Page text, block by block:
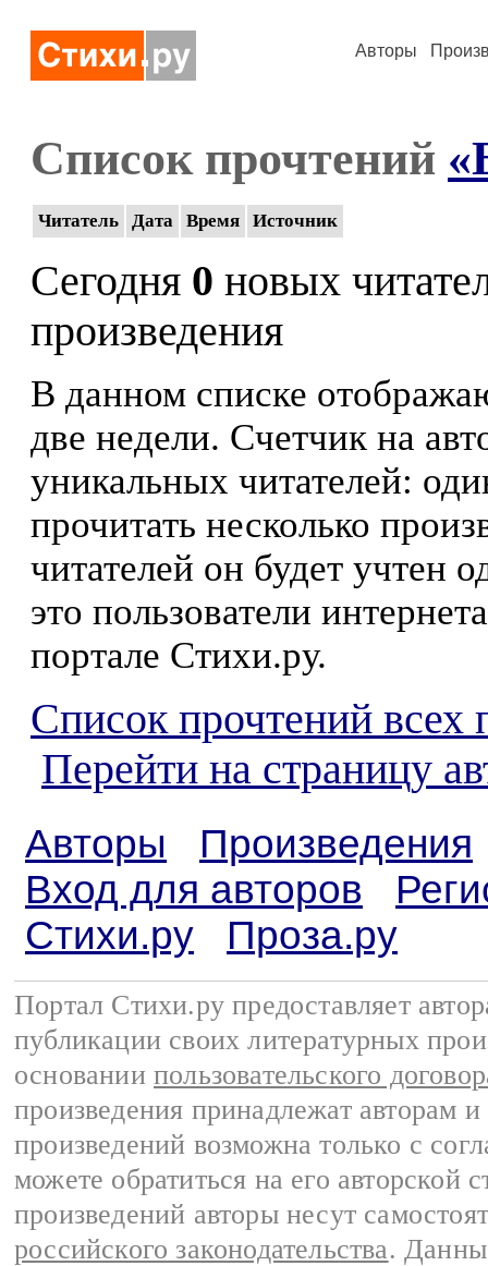
Авторы
Список прочтений
Читатель Дата Время Источник
Сегодня 0 новых
произведения
В данном списке
две недели. Счетчик на
уникальных читателей:
прочитать несколько
читателей он будет учтен
это пользователи
портале Стихи.ру.
Список прочтений всех
Перейти на страницу
Авторы
Произведения
Вход для авторов
Стихи.ру
Проза.ру
Портал Стихи.ру предоставляет
публикации своих литературных
основании пользовательского
произведения принадлежат авторам
произведений возможна только с
можете обратиться на его авторской
произведений авторы несут
российского законодательства.